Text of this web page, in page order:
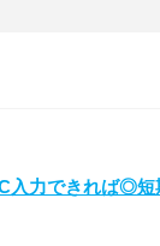
入力できれば◎短